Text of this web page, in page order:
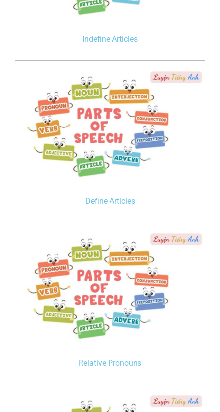
Indefine Articles
Define Articles
Relative Pronouns